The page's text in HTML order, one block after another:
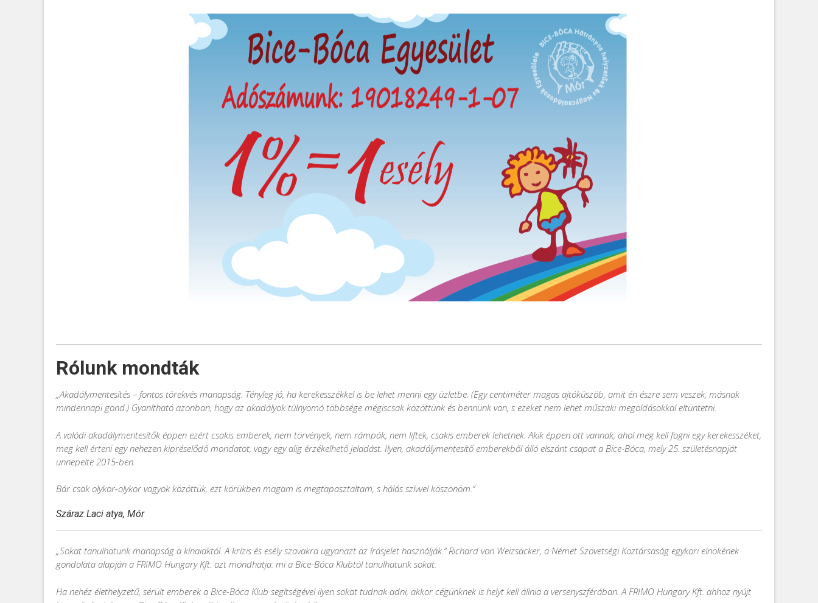
Rólunk mondták
„Akadálymentesítés – fontos törekvés manapság. Tényleg jó, ha kerekesszékkel is be lehet menni egy üzletbe. (Egy centiméter magas ajtóküszöb, amit én észre sem veszek, másnak
mindennapi gond.) Gyanítható azonban, hogy az akadályok túlnyomó többsége mégiscsak közöttünk és bennünk van, s ezeket nem lehet műszaki megoldásokkal eltüntetni.
A valódi akadálymentesítők éppen ezért csakis emberek, nem törvények, nem rámpák, nem liftek, csakis emberek lehetnek. Akik éppen ott vannak, ahol meg kell fogni egy kerekesszéket,
meg kell érteni egy nehezen kipréselődő mondatot, vagy egy alig érzékelhető jeladást. Ilyen, akadálymentesítő emberekből álló elszánt csapat a Bice-Bóca, mely 25. születésnapját
ünnepelte 2015-ben.
Bár csak olykor-olykor vagyok közöttük, ezt körükben magam is megtapasztaltam, s hálás szívvel köszönöm.”
Száraz Laci atya, Mór
„Sokat tanulhatunk manapság a kínaiaktól. A krízis és esély szavakra ugyanazt az írásjelet használják.“ Richard von Weizsäcker, a Német Szövetségi Köztársaság egykori elnökének
gondolata alapján a FRIMO Hungary Kft. azt mondhatja: mi a Bice-Bóca Klubtól tanulhatunk sokat.
Ha nehéz élethelyzetű, sérült emberek a Bice-Bóca Klub segítségével ilyen sokat tudnak adni, akkor cégünknek is helyt kell állnia a versenyszférában. A FRIMO Hungary Kft. ahhoz nyújt